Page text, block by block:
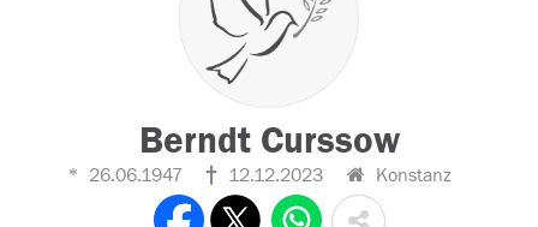
Berndt Curssow
26.06.1947 12.12.2023 Konstanz